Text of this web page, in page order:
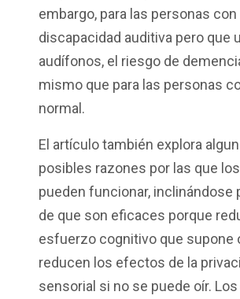
embargo, para las personas con
discapacidad auditiva pero que
audífonos, el riesgo de
mismo que para las personas
normal.
El artículo también explora
posibles razones por las que
pueden funcionar, inclinándose
de que son eficaces porque
esfuerzo cognitivo que supone
reducen los efectos de la
sensorial si no se puede oír.